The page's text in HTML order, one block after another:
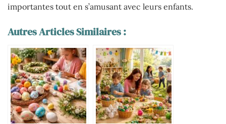
importantes tout en s’amusant avec leurs enfants.
Autres Articles Similaires :